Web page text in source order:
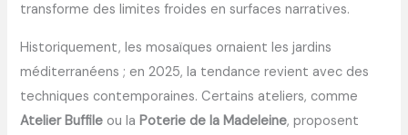
transforme des limites froides en surfaces narratives.
Historiquement, les mosaïques ornaient les jardins
méditerranéens ; en 2025, la tendance revient avec des
techniques contemporaines. Certains ateliers, comme
Atelier Buffile ou laPoterie de la Madeleine, proposent